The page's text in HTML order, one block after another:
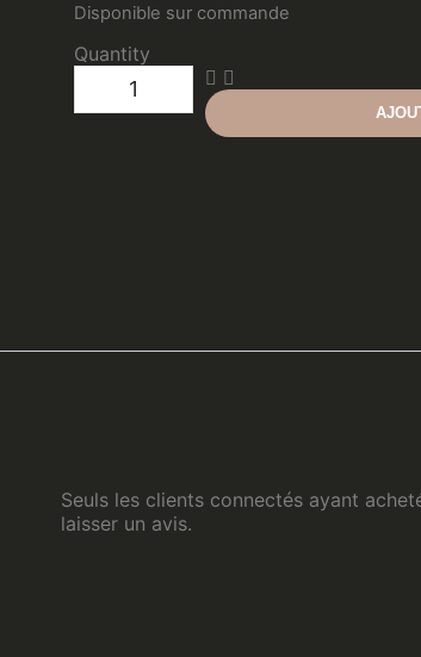
Disponible sur commande
Quantity
Seuls les clients connectés ayant
laisser un avis.